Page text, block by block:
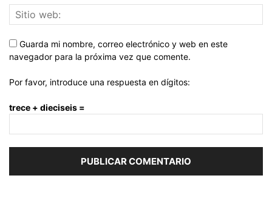
Guarda mi nombre, correo electrónico y web en este
navegador para la próxima vez que comente.
Por favor, introduce una respuesta en dígitos:
trece + dieciseis =